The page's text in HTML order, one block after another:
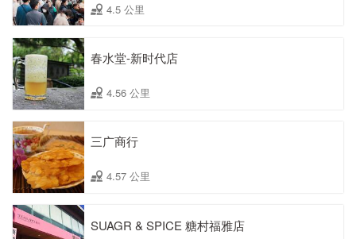
4.5 公里
春水堂-新时代店
4.56 公里
三广商行
4.57 公里
SUAGR & SPICE 糖村福雅店